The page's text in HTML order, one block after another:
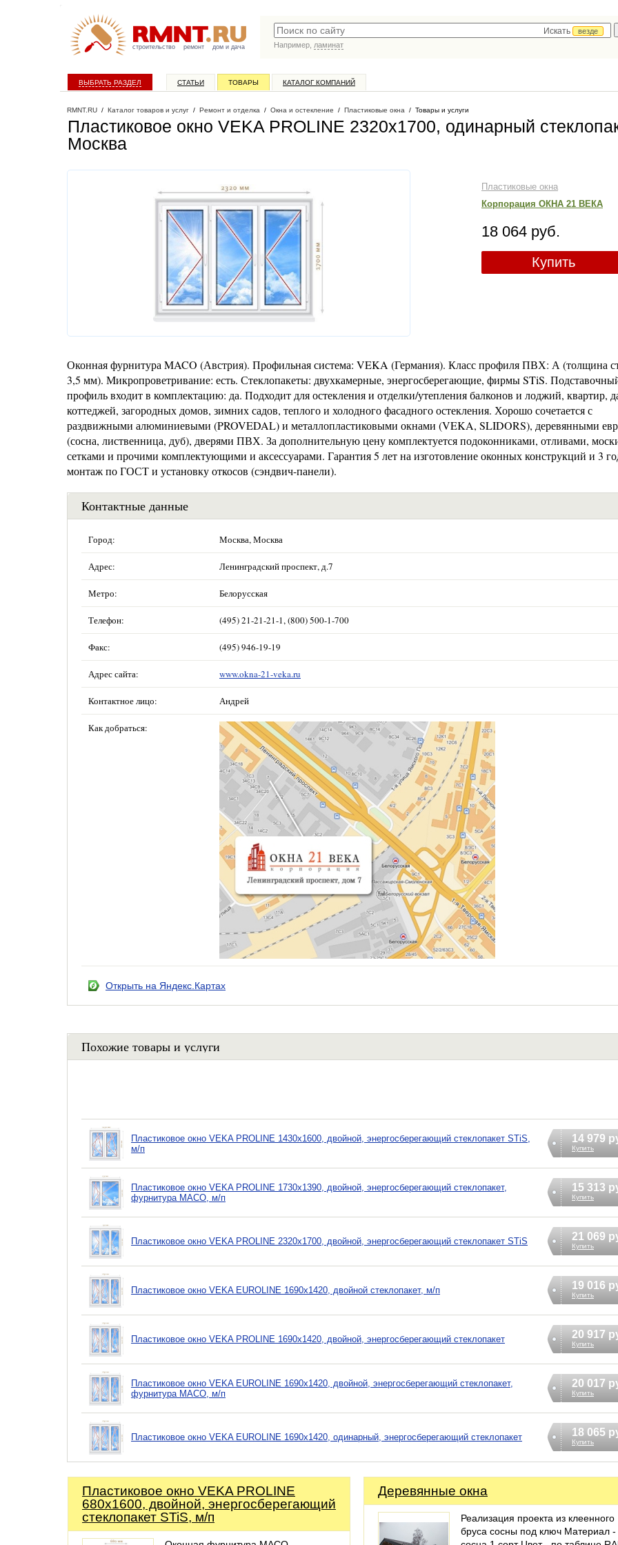
строительство ремонт дом и дача
Искать
везде
Например, ламинат
ВЫБРАТЬ РАЗДЕЛ СТАТЬИ ТОВАРЫ КАТАЛОГ КОМПАНИЙ
RMNT.RU / Каталог товаров и услуг / Ремонт и отделка / Окна и остекление / Пластиковые окна / Товары и услуги
Пластиковое окно VEKA PROLINE 2320х1700, одинарный
Москва
Пластиковые окна
Корпорация ОКНА 21 ВЕКА
18 064 руб.
Купить
Оконная фурнитура MACO (Австрия). Профильная система: VEKA (Германия). Класс профиля ПВХ: А (толщина
3,5 мм). Микропроветривание: есть. Стеклопакеты: двухкамерные, энергосберегающие, фирмы STiS.
профиль входит в комплектацию: да. Подходит для остекления и отделки/утепления балконов и лоджий, квартир,
коттеджей, загородных домов, зимних садов, теплого и холодного фасадного остекления. Хорошо сочетается с
раздвижными алюминиевыми (PROVEDAL) и металлопластиковыми окнами (VEKA, SLIDORS), деревянными
(сосна, лиственница, дуб), дверями ПВХ. За дополнительную цену комплектуется подоконниками, отливами,
сетками и прочими комплектующими и аксессуарами. Гарантия 5 лет на изготовление оконных конструкций и 3
монтаж по ГОСТ и установку откосов (сэндвич-панели).
Контактные данные
Город: Москва, Москва
Адрес: Ленинградский проспект, д.7
Метро: Белорусская
Телефон: (495) 21-21-21-1, (800) 500-1-700
Факс: (495) 946-19-19
Адрес сайта: www.okna-21-veka.ru
Контактное лицо: Андрей
Как добраться:
Открыть на Яндекс.Картах
Похожие товары и услуги
Пластиковое окно VEKA PROLINE 1430х1600, двойной, энергосберегающий стеклопакет STiS,
м/п
14 979
Купить
Пластиковое окно VEKA PROLINE 1730х1390, двойной, энергосберегающий стеклопакет,
фурнитура MACO, м/п
15 313
Купить
Пластиковое окно VEKA PROLINE 2320х1700, двойной, энергосберегающий стеклопакет STiS 21 069
Купить
Пластиковое окно VEKA EUROLINE 1690х1420, двойной стеклопакет, м/п 19 016
Купить
Пластиковое окно VEKA PROLINE 1690х1420, двойной, энергосберегающий стеклопакет 20 917
Купить
Пластиковое окно VEKA EUROLINE 1690х1420, двойной, энергосберегающий стеклопакет,
фурнитура MACO, м/п
20 017
Купить
Пластиковое окно VEKA EUROLINE 1690х1420, одинарный, энергосберегающий стеклопакет 18 065
Купить
Пластиковое окно VEKA PROLINE
680х1600, двойной, энергосберегающий
стеклопакет STiS, м/п
Деревянные окна
Реализация проекта из клеенного
бруса сосны под ключ Материал -